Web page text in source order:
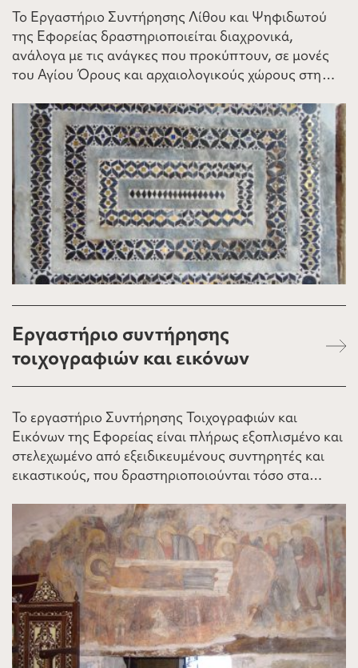
Το Εργαστήριο Συντήρησης Λίθου και Ψηφιδωτού
της Εφορείας δραστηριοποιείται διαχρονικά,
ανάλογα με τις ανάγκες που προκύπτουν, σε μονές
του Αγίου Όρους και αρχαιολογικούς χώρους στη…
Εργαστήριο συντήρησης
τοιχογραφιών και εικόνων
Το εργαστήριο Συντήρησης Τοιχογραφιών και
Εικόνων της Εφορείας είναι πλήρως εξοπλισμένο και
στελεχωμένο από εξειδικευμένους συντηρητές και
εικαστικούς, που δραστηριοποιούνται τόσο στα…